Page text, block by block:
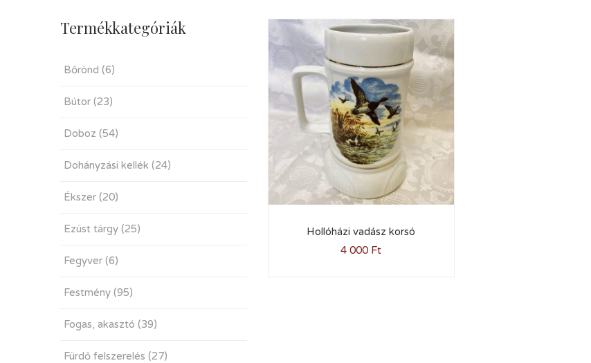
Termékkategóriák
Bőrönd (6)
Bútor (23)
Doboz (54)
Dohányzási kellék (24)
Ékszer (20)
Ezüst tárgy (25)
Fegyver (6)
Festmény (95)
Fogas, akasztó (39)
Fürdő felszerelés (27)
Hollóházi vadász korsó
4 000 Ft